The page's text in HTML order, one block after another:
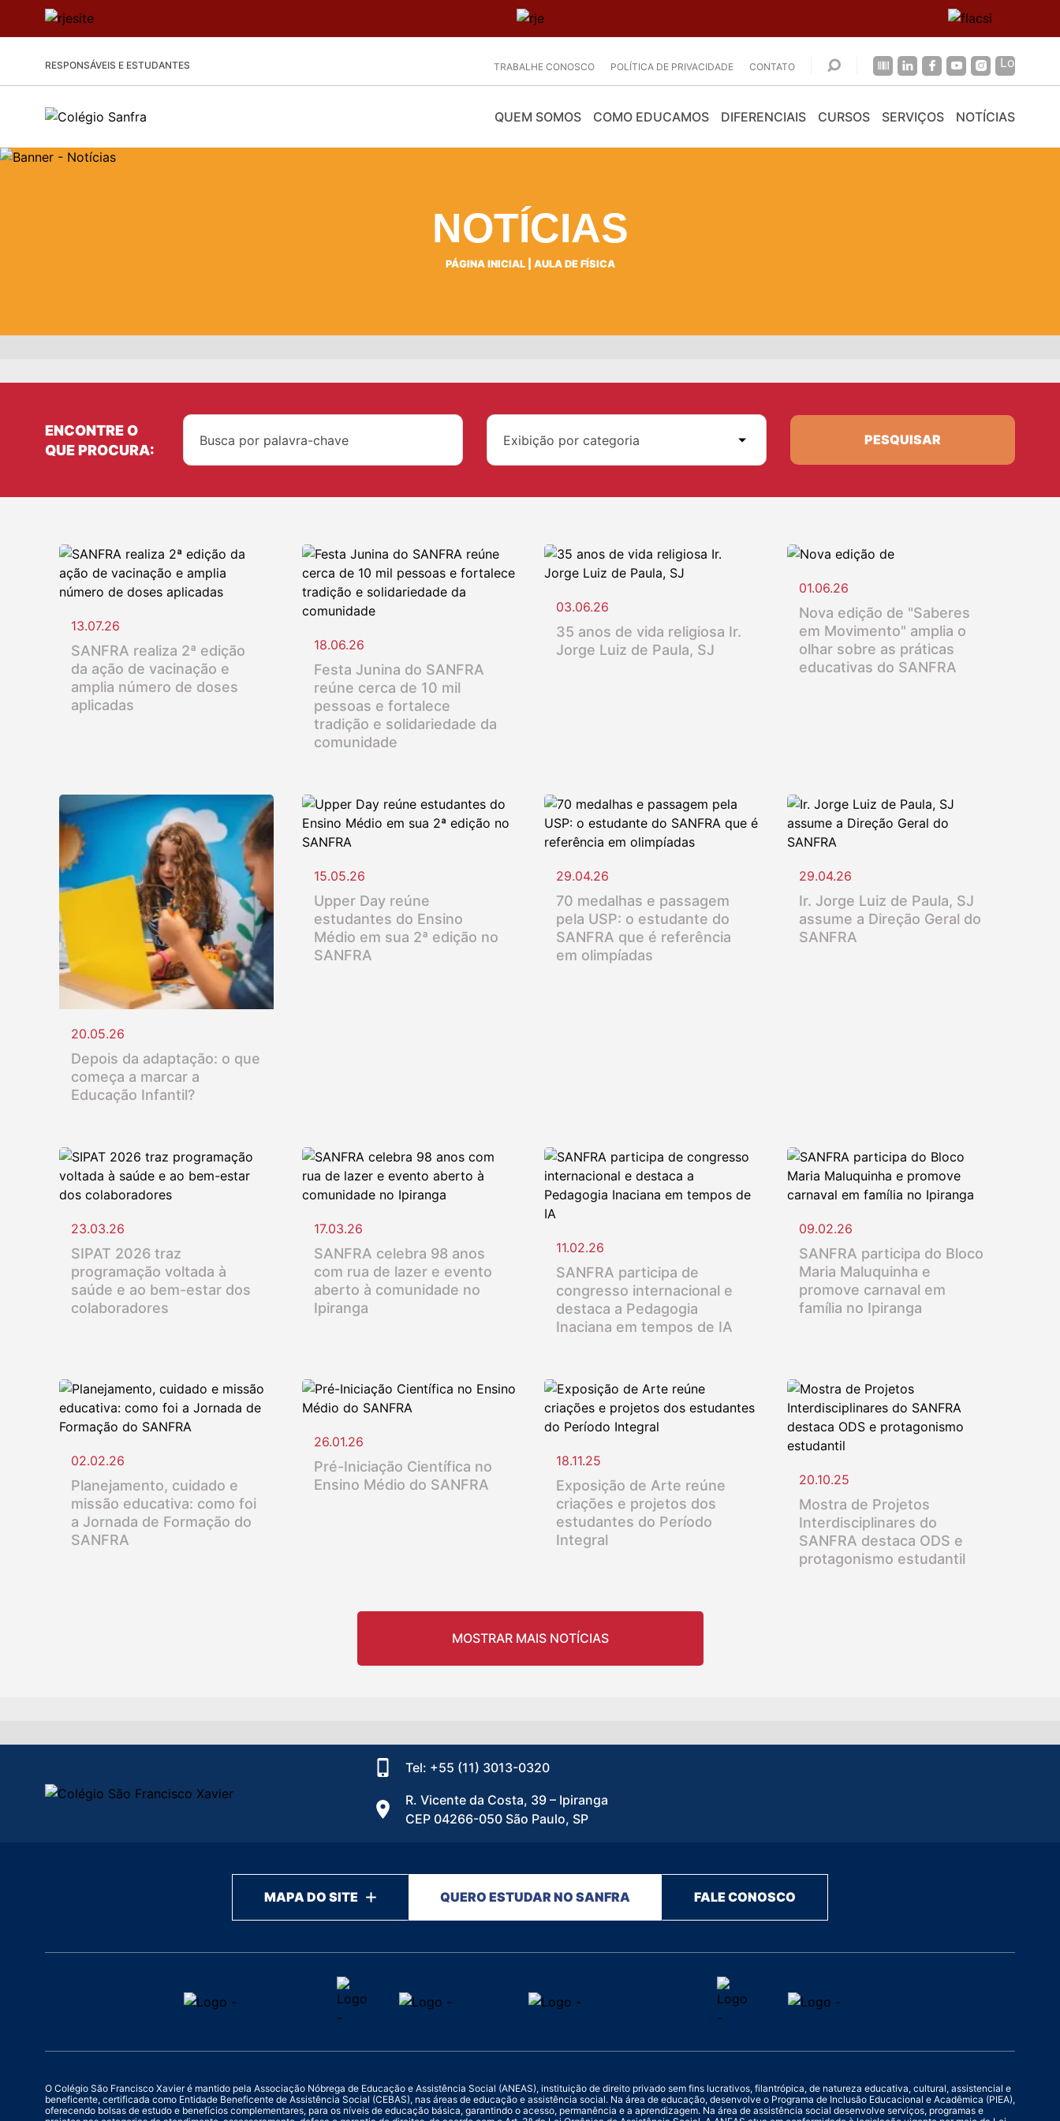
RESPONSÁVEIS E ESTUDANTES TRABALHE CONOSCO POLÍTICA DE PRIVACIDADE CONTATO
QUEM SOMOS COMO EDUCAMOS DIFERENCIAIS CURSOS SERVIÇOS NOTÍCIAS
NOTÍCIAS
PÁGINA INICIAL| AULA DE FÍSICA
ENCONTRE O
QUE PROCURA:
Exibição por categoria PESQUISAR
13.07.26
SANFRA realiza 2ª edição
da ação de vacinação e
amplia número de doses
aplicadas
18.06.26
Festa Junina do SANFRA
reúne cerca de 10 mil
pessoas e fortalece
tradição e solidariedade da
comunidade
03.06.26
35 anos de vida religiosa Ir.
Jorge Luiz de Paula, SJ
01.06.26
Nova edição de "Saberes
em Movimento" amplia o
olhar sobre as práticas
educativas do SANFRA
20.05.26
Depois da adaptação: o que
começa a marcar a
Educação Infantil?
15.05.26
Upper Day reúne
estudantes do Ensino
Médio em sua 2ª edição no
SANFRA
29.04.26
70 medalhas e passagem
pela USP: o estudante do
SANFRA que é referência
em olimpíadas
29.04.26
Ir. Jorge Luiz de Paula, SJ
assume a Direção Geral do
SANFRA
23.03.26
SIPAT 2026 traz
programação voltada à
saúde e ao bem-estar dos
colaboradores
17.03.26
SANFRA celebra 98 anos
com rua de lazer e evento
aberto à comunidade no
Ipiranga
11.02.26
SANFRA participa de
congresso internacional e
destaca a Pedagogia
Inaciana em tempos de IA
09.02.26
SANFRA participa do Bloco
Maria Maluquinha e
promove carnaval em
família no Ipiranga
02.02.26
Planejamento, cuidado e
missão educativa: como foi
a Jornada de Formação do
SANFRA
26.01.26
Pré-Iniciação Científica no
Ensino Médio do SANFRA
18.11.25
Exposição de Arte reúne
criações e projetos dos
estudantes do Período
Integral
20.10.25
Mostra de Projetos
Interdisciplinares do
SANFRA destaca ODS e
protagonismo estudantil
MOSTRAR MAIS NOTÍCIAS
Tel: +55 (11) 3013-0320
R. Vicente da Costa, 39 – Ipiranga
CEP 04266-050 São Paulo, SP
MAPA DO SITE QUERO ESTUDAR NO SANFRA FALE CONOSCO
O Colégio São Francisco Xavier é mantido pela Associação Nóbrega de Educação e Assistência Social (ANEAS), instituição de direito privado sem fins lucrativos, filantrópica, de natureza educativa, cultural, assistencial e
beneficente, certificada como Entidade Beneficente de Assistência Social (CEBAS), nas áreas de educação e assistência social. Na área de educação, desenvolve o Programa de Inclusão Educacional e Acadêmica (PIEA),
oferecendo bolsas de estudo e benefícios complementares, para os níveis de educação básica, garantindo o acesso, permanência e a aprendizagem. Na área de assistência social desenvolve serviços, programas e